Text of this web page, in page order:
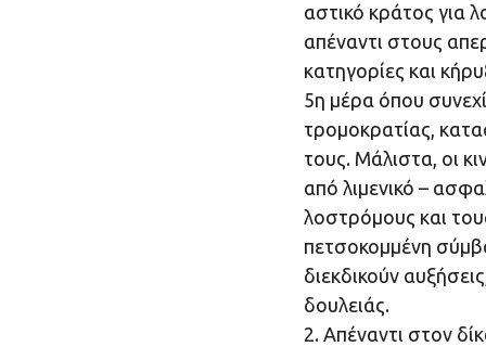
αστικό κράτος για
απέναντι στους
κατηγορίες και
5η μέρα όπου
τρομοκρατίας,
τους. Μάλιστα, οι
από λιμενικό –
λοστρόμους και
πετσοκομμένη
διεκδικούν
δουλειάς.
2. Απέναντι στον